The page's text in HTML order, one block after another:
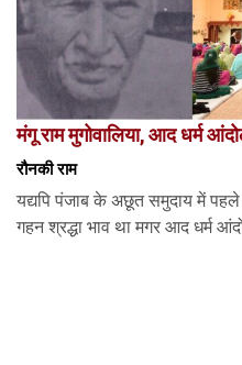
मंगू राम मुगोवालिया, आद धर्म
रौनकी राम
यद्यपि पंजाब के अछूत समुदाय में
गहन श्रद्धा भाव था मगर आद धर्म